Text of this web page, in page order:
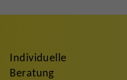
Individuelle
Beratung